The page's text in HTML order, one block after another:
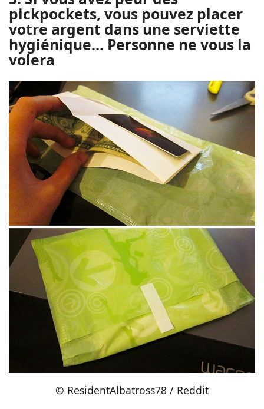
pickpockets, vous pouvez placer
votre argent dans une serviette
hygiénique... Personne ne vous la
volera
© ResidentAlbatross78 / Reddit